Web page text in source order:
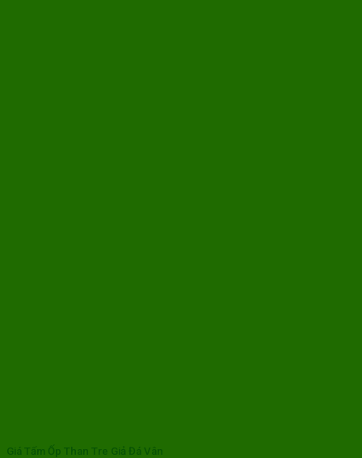
Giá Tấm Ốp Than Tre Giả Đá Vân